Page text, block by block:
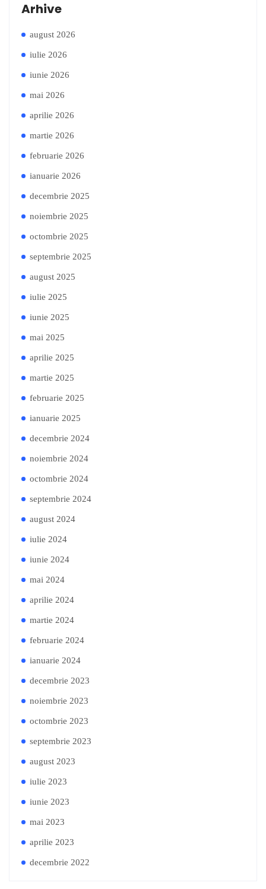
Arhive
august 2026
iulie 2026
iunie 2026
mai 2026
aprilie 2026
martie 2026
februarie 2026
ianuarie 2026
decembrie 2025
noiembrie 2025
octombrie 2025
septembrie 2025
august 2025
iulie 2025
iunie 2025
mai 2025
aprilie 2025
martie 2025
februarie 2025
ianuarie 2025
decembrie 2024
noiembrie 2024
octombrie 2024
septembrie 2024
august 2024
iulie 2024
iunie 2024
mai 2024
aprilie 2024
martie 2024
februarie 2024
ianuarie 2024
decembrie 2023
noiembrie 2023
octombrie 2023
septembrie 2023
august 2023
iulie 2023
iunie 2023
mai 2023
aprilie 2023
decembrie 2022